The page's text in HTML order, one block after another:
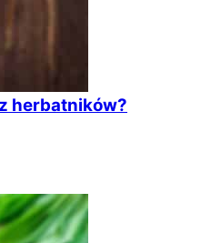
herbatników?